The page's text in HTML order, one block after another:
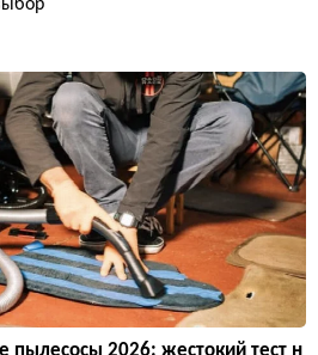
пылесосы 2026: жестокий тест н